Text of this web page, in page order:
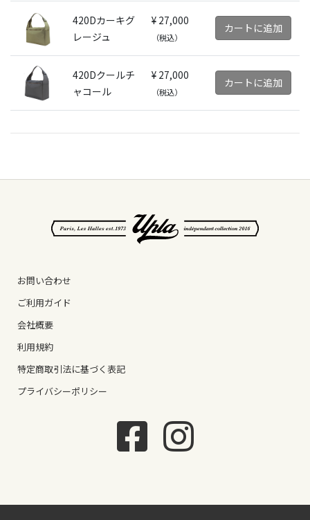
420Dカーキグ
レージュ
¥ 27,000
（税込）
カートに追加
420Dクールチ
ャコール
¥ 27,000
（税込）
カートに追加
お問い合わせ
ご利用ガイド
会社概要
利用規約
特定商取引法に基づく表記
プライバシーポリシー